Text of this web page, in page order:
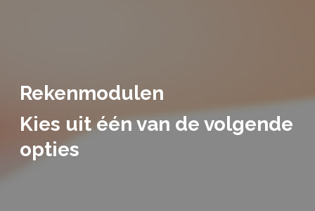
Rekenmodulen
Kies uit één van de volgende
opties